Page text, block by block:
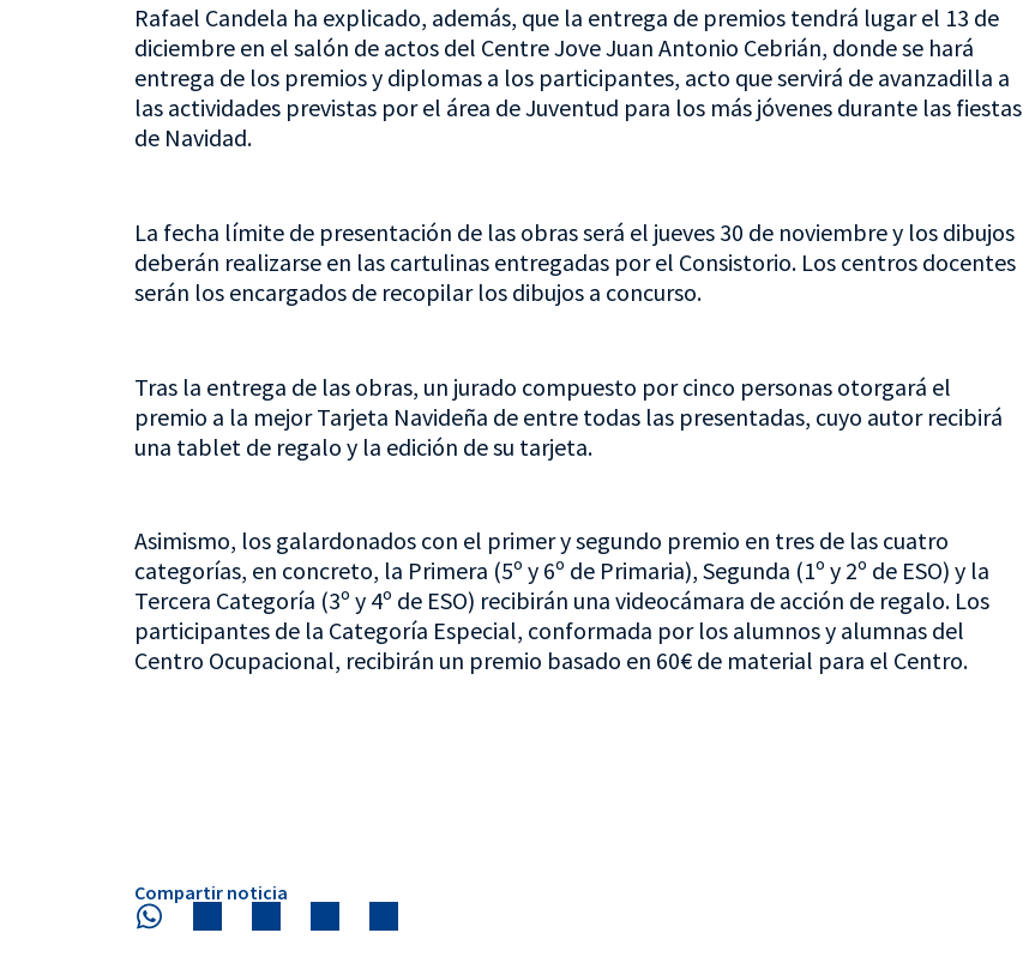
Rafael Candela ha explicado, además, que la entrega de premios tendrá lugar el 13 de
diciembre en el salón de actos del Centre Jove Juan Antonio Cebrián, donde se hará
entrega de los premios y diplomas a los participantes, acto que servirá de avanzadilla a
las actividades previstas por el área de Juventud para los más jóvenes durante las fiestas
de Navidad.
La fecha límite de presentación de las obras será el jueves 30 de noviembre y los dibujos
deberán realizarse en las cartulinas entregadas por el Consistorio. Los centros docentes
serán los encargados de recopilar los dibujos a concurso.
Tras la entrega de las obras, un jurado compuesto por cinco personas otorgará el
premio a la mejor Tarjeta Navideña de entre todas las presentadas, cuyo autor recibirá
una tablet de regalo y la edición de su tarjeta.
Asimismo, los galardonados con el primer y segundo premio en tres de las cuatro
categorías, en concreto, la Primera (5º y 6º de Primaria), Segunda (1º y 2º de ESO) y la
Tercera Categoría (3º y 4º de ESO) recibirán una videocámara de acción de regalo. Los
participantes de la Categoría Especial, conformada por los alumnos y alumnas del
Centro Ocupacional, recibirán un premio basado en 60€ de material para el Centro.
Compartir noticia